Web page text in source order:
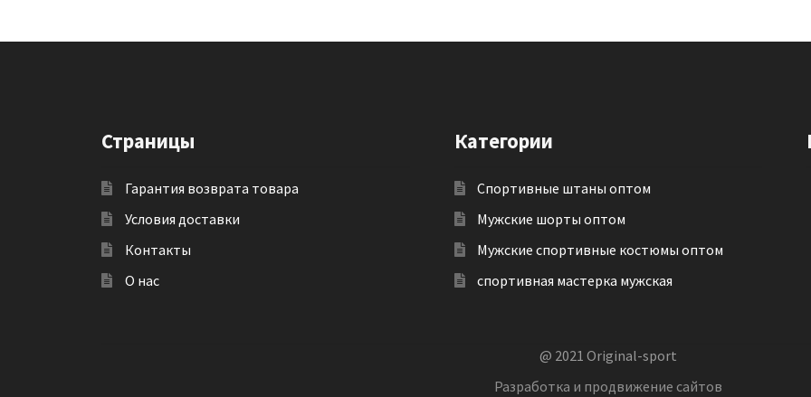
Страницы
Гарантия возврата товара
Условия доставки
Контакты
О нас
Категории
Спортивные штаны оптом
Мужские шорты оптом
Мужские спортивные костюмы оптом
спортивная мастерка мужская
@ 2021 Original-sport
Разработка и продвижение сайтов